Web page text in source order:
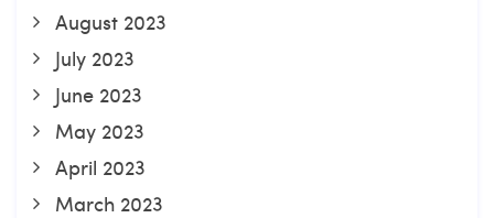
August 2023
July 2023
June 2023
May 2023
April 2023
March 2023